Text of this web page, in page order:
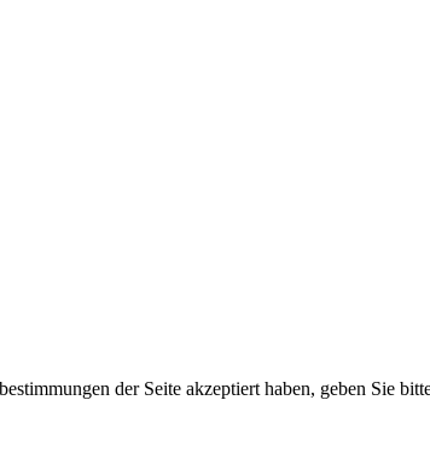
der Seite akzeptiert haben, geben Sie